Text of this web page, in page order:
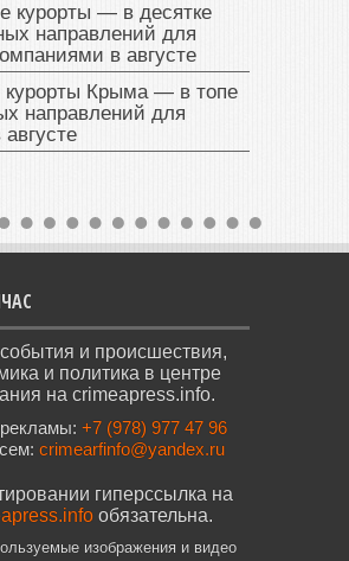
курорты — в десятке
направлений для
в августе
курорты Крыма — в топе
направлений для
и происшествия,
и политика в центре
на crimeapress.info.
+7 (978) 977 47 96
crimearfinfo@yandex.ru
гиперссылка на
обязательна.
изображения и видео